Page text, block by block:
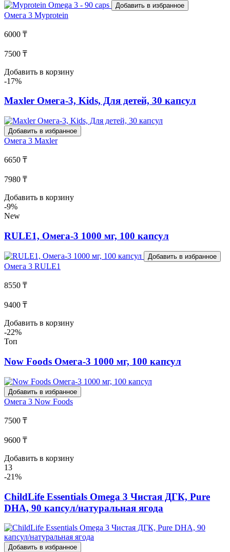
Добавить в избранное
Омега 3 Myprotein
6000 ₸
7500 ₸
Добавить в корзину
-17%
Maxler Омега-3, Kids, Для детей, 30 капсул
Добавить в избранное
Омега 3 Maxler
6650 ₸
7980 ₸
Добавить в корзину
-9%
New
RULE1, Омега-3 1000 мг, 100 капсул
Добавить в избранное
Омега 3 RULE1
8550 ₸
9400 ₸
Добавить в корзину
-22%
Топ
Now Foods Омега-3 1000 мг, 100 капсул
Добавить в избранное
Омега 3 Now Foods
7500 ₸
9600 ₸
Добавить в корзину
13
-21%
ChildLife Essentials Omega 3 Чистая ДГК, Pure
DHA, 90 капсул/натуральная ягода
Добавить в избранное